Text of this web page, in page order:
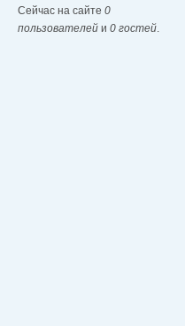
Сейчас на сайте 0
пользователей и 0 гостей